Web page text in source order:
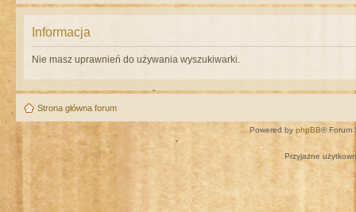
Informacja
Nie masz uprawnień do używania wyszukiwarki.
Strona główna forum
Powered by phpBB® Forum
Przyjazne